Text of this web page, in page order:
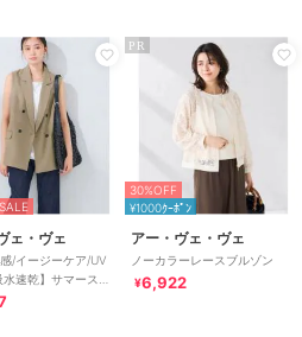
ェ・ヴェ
感/イージーケア/UV
速乾】サマースト
ルジレジャケット
PR
30%OFF
¥1000ｸｰﾎﾟﾝ
アー・ヴェ・ヴェ
ノーカラーレースブルゾン
¥6,922